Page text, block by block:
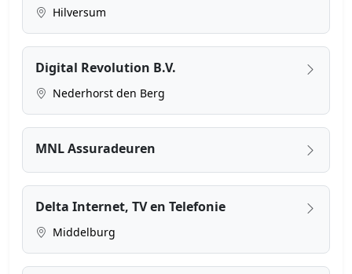
Hilversum
Digital Revolution B.V.
Nederhorst den Berg
MNL Assuradeuren
Delta Internet, TV en Telefonie
Middelburg